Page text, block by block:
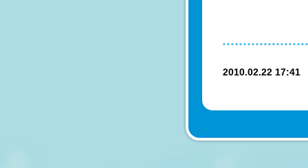
2010.02.22